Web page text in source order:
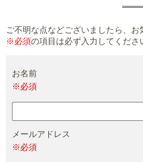
ご不明な点などございましたら、お
※必須の項目は必ず入力してくださ
お名前
※必須
メールアドレス
※必須